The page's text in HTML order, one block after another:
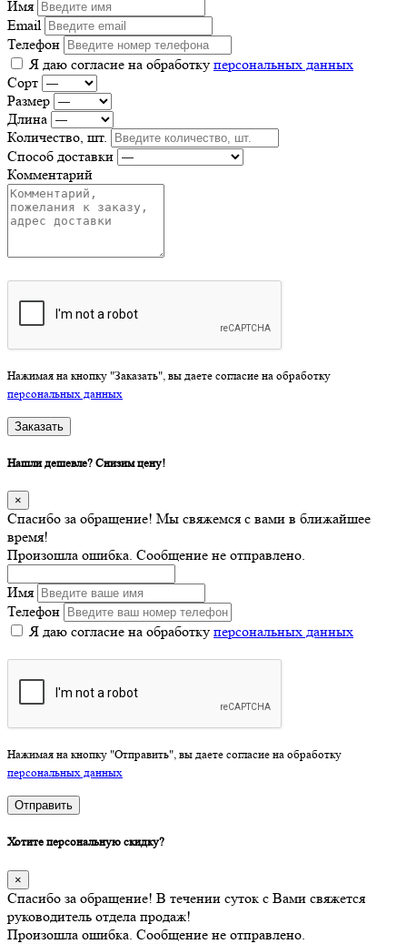
Имя
Email
Телефон
Я даю согласие на обработку персональных данных
Сорт
Размер
Длина
Количество, шт.
Способ доставки
Комментарий
Нажимая на кнопку "Заказать", вы даете согласие на обработку
персональных данных
Заказать
Нашли дешевле? Снизим цену!
×
Спасибо за обращение! Мы свяжемся с вами в ближайшее
время!
Произошла ошибка. Сообщение не отправлено.
Имя
Телефон
Я даю согласие на обработку персональных данных
Нажимая на кнопку "Отправить", вы даете согласие на обработку
персональных данных
Отправить
Хотите персональную скидку?
×
Спасибо за обращение! В течении суток с Вами свяжется
руководитель отдела продаж!
Произошла ошибка. Сообщение не отправлено.